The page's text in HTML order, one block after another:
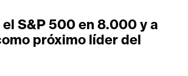
el S&P 500 en 8.000 y a
próximo líder del